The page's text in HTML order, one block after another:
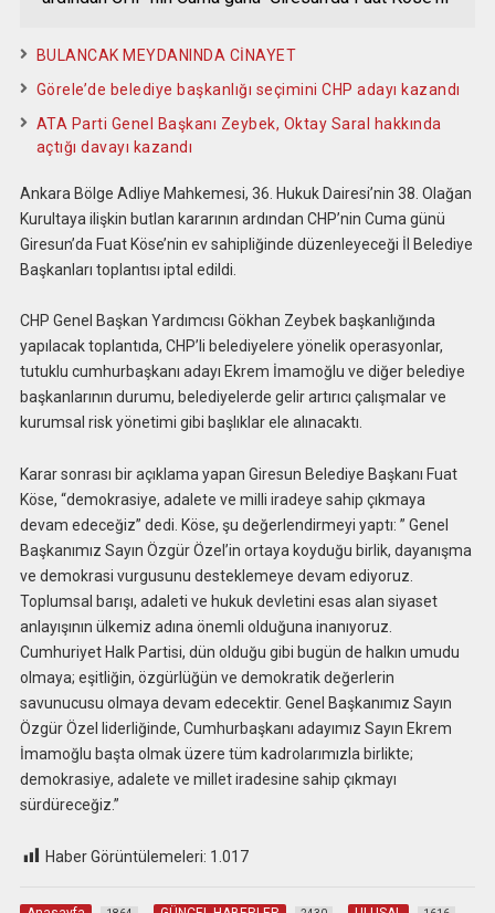
BULANCAK MEYDANINDA CİNAYET
Görele’de belediye başkanlığı seçimini CHP adayı kazandı
ATA Parti Genel Başkanı Zeybek, Oktay Saral hakkında
açtığı davayı kazandı
Ankara Bölge Adliye Mahkemesi, 36. Hukuk Dairesi’nin 38. Olağan
Kurultaya ilişkin butlan kararının ardından CHP’nin Cuma günü
Giresun’da Fuat Köse’nin ev sahipliğinde düzenleyeceği İl Belediye
Başkanları toplantısı iptal edildi.
CHP Genel Başkan Yardımcısı Gökhan Zeybek başkanlığında
yapılacak toplantıda, CHP’li belediyelere yönelik operasyonlar,
tutuklu cumhurbaşkanı adayı Ekrem İmamoğlu ve diğer belediye
başkanlarının durumu, belediyelerde gelir artırıcı çalışmalar ve
kurumsal risk yönetimi gibi başlıklar ele alınacaktı.
Karar sonrası bir açıklama yapan Giresun Belediye Başkanı Fuat
Köse, “demokrasiye, adalete ve milli iradeye sahip çıkmaya
devam edeceğiz” dedi. Köse, şu değerlendirmeyi yaptı: ” Genel
Başkanımız Sayın Özgür Özel’in ortaya koyduğu birlik, dayanışma
ve demokrasi vurgusunu desteklemeye devam ediyoruz.
Toplumsal barışı, adaleti ve hukuk devletini esas alan siyaset
anlayışının ülkemiz adına önemli olduğuna inanıyoruz.
Cumhuriyet Halk Partisi, dün olduğu gibi bugün de halkın umudu
olmaya; eşitliğin, özgürlüğün ve demokratik değerlerin
savunucusu olmaya devam edecektir. Genel Başkanımız Sayın
Özgür Özel liderliğinde, Cumhurbaşkanı adayımız Sayın Ekrem
İmamoğlu başta olmak üzere tüm kadrolarımızla birlikte;
demokrasiye, adalete ve millet iradesine sahip çıkmayı
sürdüreceğiz.”
Haber Görüntülemeleri: 1.017